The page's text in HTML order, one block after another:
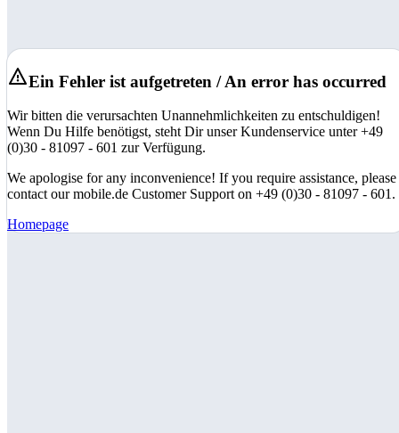
Ein Fehler ist aufgetreten / An error has occurred
Wir bitten die verursachten Unannehmlichkeiten zu entschuldigen!
Wenn Du Hilfe benötigst, steht Dir unser Kundenservice unter +49
(0)30 - 81097 - 601 zur Verfügung.
We apologise for any inconvenience! If you require assistance, please
contact our mobile.de Customer Support on +49 (0)30 - 81097 - 601.
Homepage